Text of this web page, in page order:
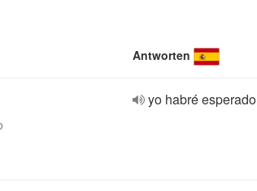
Antworten
yo habré esperado